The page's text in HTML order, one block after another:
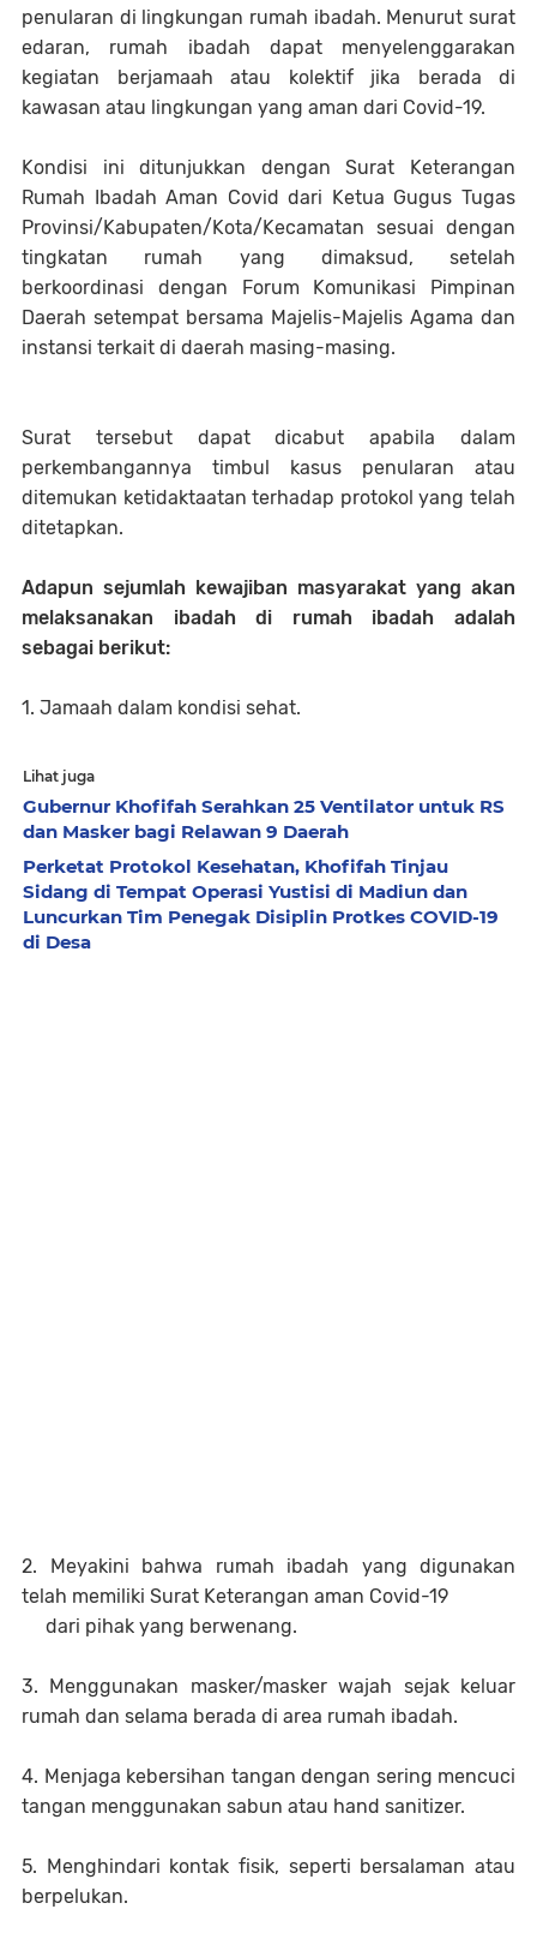
penularan di lingkungan rumah ibadah. Menurut surat
edaran, rumah ibadah dapat menyelenggarakan
kegiatan berjamaah atau kolektif jika berada di
kawasan atau lingkungan yang aman dari Covid-19.
Kondisi ini ditunjukkan dengan Surat Keterangan
Rumah Ibadah Aman Covid dari Ketua Gugus Tugas
Provinsi/Kabupaten/Kota/Kecamatan sesuai dengan
tingkatan rumah yang dimaksud, setelah
berkoordinasi dengan Forum Komunikasi Pimpinan
Daerah setempat bersama Majelis-Majelis Agama dan
instansi terkait di daerah masing-masing.
Surat tersebut dapat dicabut apabila dalam
perkembangannya timbul kasus penularan atau
ditemukan ketidaktaatan terhadap protokol yang telah
ditetapkan.
Adapun sejumlah kewajiban masyarakat yang akan
melaksanakan ibadah di rumah ibadah adalah
sebagai berikut:
1. Jamaah dalam kondisi sehat.
Lihat juga
Gubernur Khofifah Serahkan 25 Ventilator untuk RS
dan Masker bagi Relawan 9 Daerah
Perketat Protokol Kesehatan, Khofifah Tinjau
Sidang di Tempat Operasi Yustisi di Madiun dan
Luncurkan Tim Penegak Disiplin Protkes COVID-19
di Desa
2. Meyakini bahwa rumah ibadah yang digunakan
telah memiliki Surat Keterangan aman Covid-19
dari pihak yang berwenang.
3. Menggunakan masker/masker wajah sejak keluar
rumah dan selama berada di area rumah ibadah.
4. Menjaga kebersihan tangan dengan sering mencuci
tangan menggunakan sabun atau hand sanitizer.
5. Menghindari kontak fisik, seperti bersalaman atau
berpelukan.